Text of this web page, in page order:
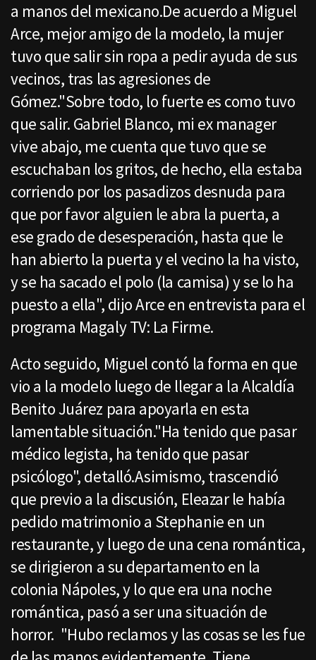
a manos del mexicano.De acuerdo a Miguel
Arce, mejor amigo de la modelo, la mujer
tuvo que salir sin ropa a pedir ayuda de sus
vecinos, tras las agresiones de
Gómez."Sobre todo, lo fuerte es como tuvo
que salir. Gabriel Blanco, mi ex manager
vive abajo, me cuenta que tuvo que se
escuchaban los gritos, de hecho, ella estaba
corriendo por los pasadizos desnuda para
que por favor alguien le abra la puerta, a
ese grado de desesperación, hasta que le
han abierto la puerta y el vecino la ha visto,
y se ha sacado el polo (la camisa) y se lo ha
puesto a ella", dijo Arce en entrevista para el
programa Magaly TV: La Firme.
Acto seguido, Miguel contó la forma en que
vio a la modelo luego de llegar a la Alcaldía
Benito Juárez para apoyarla en esta
lamentable situación."Ha tenido que pasar
médico legista, ha tenido que pasar
psicólogo", detalló.Asimismo, trascendió
que previo a la discusión, Eleazar le había
pedido matrimonio a Stephanie en un
restaurante, y luego de una cena romántica,
se dirigieron a su departamento en la
colonia Nápoles, y lo que era una noche
romántica, pasó a ser una situación de
horror. "Hubo reclamos y las cosas se les fue